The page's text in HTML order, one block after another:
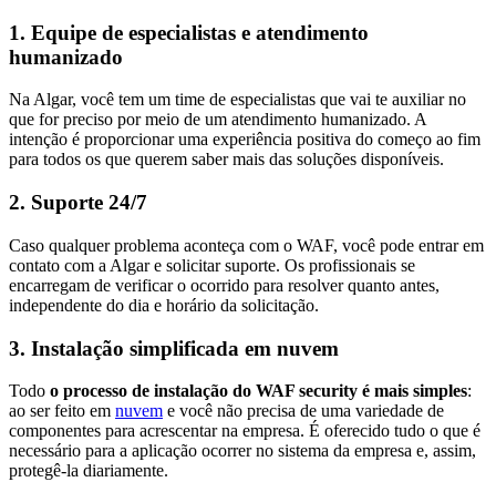
1. Equipe de especialistas e atendimento
humanizado
Na Algar, você tem um time de especialistas que vai te auxiliar no
que for preciso por meio de um atendimento humanizado. A
intenção é proporcionar uma experiência positiva do começo ao fim
para todos os que querem saber mais das soluções disponíveis.
2. Suporte 24/7
Caso qualquer problema aconteça com o WAF, você pode entrar em
contato com a Algar e solicitar suporte. Os profissionais se
encarregam de verificar o ocorrido para resolver quanto antes,
independente do dia e horário da solicitação.
3. Instalação simplificada em nuvem
Todo o processo de instalação do WAF security é mais simples:
ao ser feito em nuvem e você não precisa de uma variedade de
componentes para acrescentar na empresa. É oferecido tudo o que é
necessário para a aplicação ocorrer no sistema da empresa e, assim,
protegê-la diariamente.